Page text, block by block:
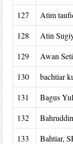
127
Atim
128
Atin
129
Awan
130
bachtiar
131
Bagus
132
133
Bahtiar,